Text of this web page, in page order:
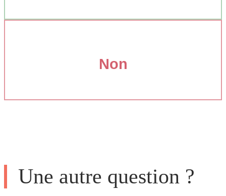
Non
Une autre question ?